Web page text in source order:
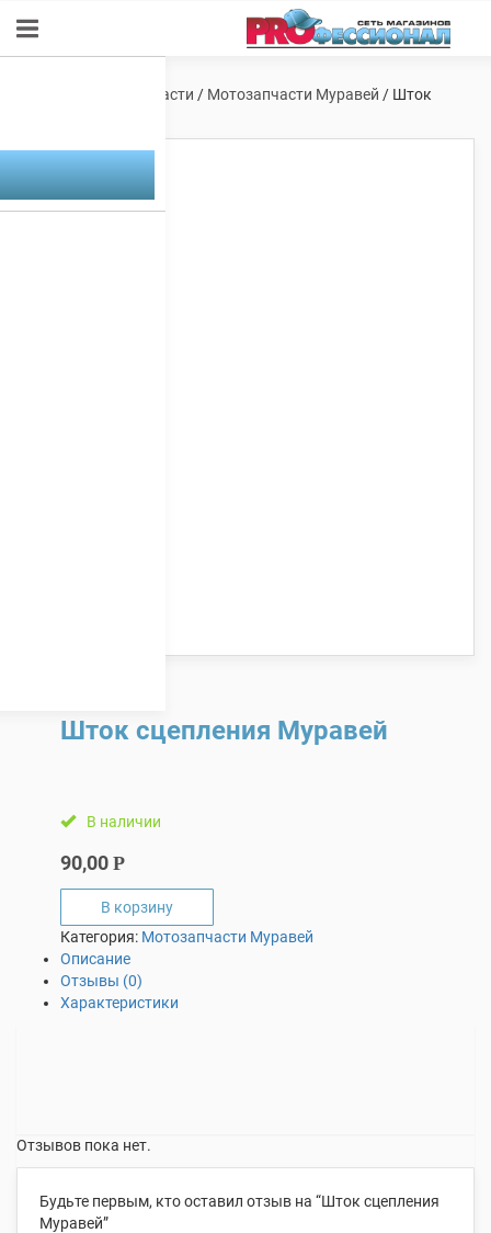
Мотозапчасти / Мотозапчасти Муравей / Шток
Шток сцепления Муравей
В наличии
90,00 Р
В корзину
Категория: Мотозапчасти Муравей
Описание
Отзывы (0)
Характеристики
Отзывов пока нет.
Будьте первым, кто оставил отзыв на “Шток сцепления
Муравей”